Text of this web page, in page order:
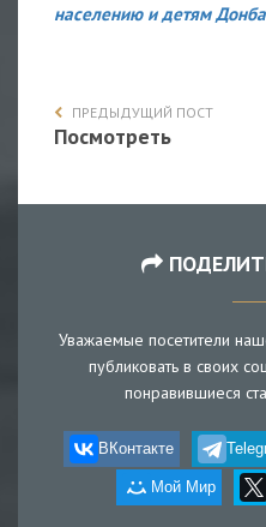
населению и детям
ПРЕДЫДУЩИЙ ПОСТ
Посмотреть
Уважаемые посетители
публиковать в своих
понравившиеся
ВКонтакте
Мой Мир